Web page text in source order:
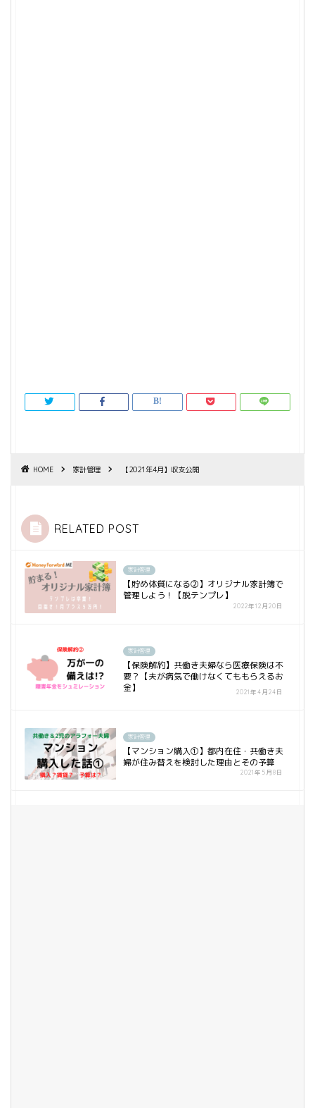
HOME 家計管理 【2021年4月】収支公開
RELATED POST
家計管理
【貯め体質になる②】オリジナル家計簿で
管理しよう！【脱テンプレ】
2022年12月20日
家計管理
【保険解約】共働き夫婦なら医療保険は不
要？【夫が病気で働けなくてももらえるお
金】
2021年4月24日
家計管理
【マンション購入①】都内在住・共働き夫
婦が住み替えを検討した理由とその予算
2021年5月8日